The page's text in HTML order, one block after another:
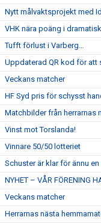
Nytt målvaktsprojekt med
VHK nära poäng i
Tufft förlust i Varberg…
Uppdaterad QR kod för att
Veckans matcher
HF Syd pris för schysst
Matchbilder från herrarnas
Vinst mot Torslanda!
Vinnare 50/50 lotteriet
Schuster är klar för ännu
NYHET – VÅR FÖRENING
Veckans matcher
Herrarnas nästa